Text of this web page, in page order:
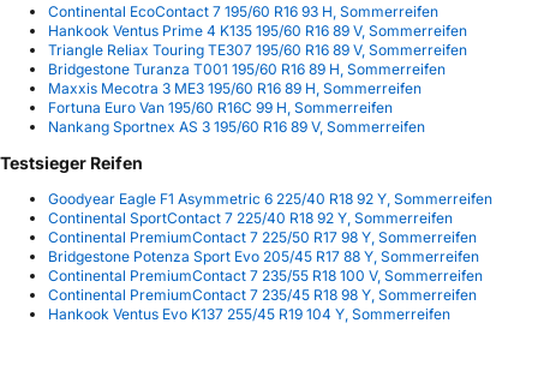
Continental EcoContact 7 195/60 R16 93 H, Sommerreifen
Hankook Ventus Prime 4 K135 195/60 R16 89 V, Sommerreifen
Triangle Reliax Touring TE307 195/60 R16 89 V, Sommerreifen
Bridgestone Turanza T001 195/60 R16 89 H, Sommerreifen
Maxxis Mecotra 3 ME3 195/60 R16 89 H, Sommerreifen
Fortuna Euro Van 195/60 R16C 99 H, Sommerreifen
Nankang Sportnex AS 3 195/60 R16 89 V, Sommerreifen
Testsieger Reifen
Goodyear Eagle F1 Asymmetric 6 225/40 R18 92 Y, Sommerreifen
Continental SportContact 7 225/40 R18 92 Y, Sommerreifen
Continental PremiumContact 7 225/50 R17 98 Y, Sommerreifen
Bridgestone Potenza Sport Evo 205/45 R17 88 Y, Sommerreifen
Continental PremiumContact 7 235/55 R18 100 V, Sommerreifen
Continental PremiumContact 7 235/45 R18 98 Y, Sommerreifen
Hankook Ventus Evo K137 255/45 R19 104 Y, Sommerreifen